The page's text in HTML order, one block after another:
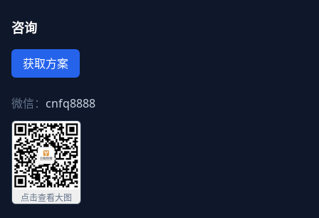
咨询
获取方案
微信： cnfq8888
点击查看大图